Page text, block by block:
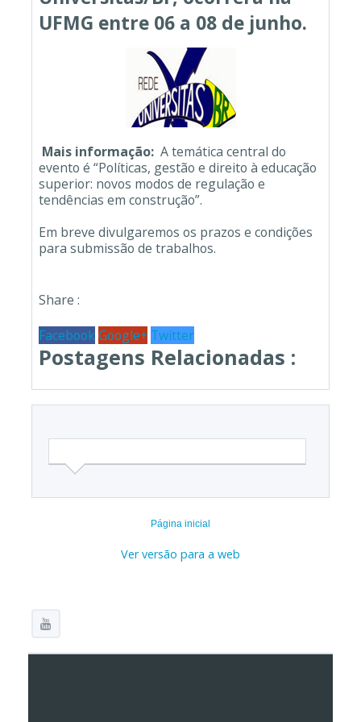
UFMG entre 06 a 08 de junho.
Mais informação: A temática central do
evento é “Políticas, gestão e direito à educação
superior: novos modos de regulação e
tendências em construção”.
Em breve divulgaremos os prazos e condições
para submissão de trabalhos.
Share :
Facebook Google+ Twitter
Postagens Relacionadas :
Página inicial
Ver versão para a web